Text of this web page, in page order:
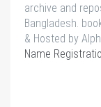
archive and
Bangladesh.
& Hosted by
Name